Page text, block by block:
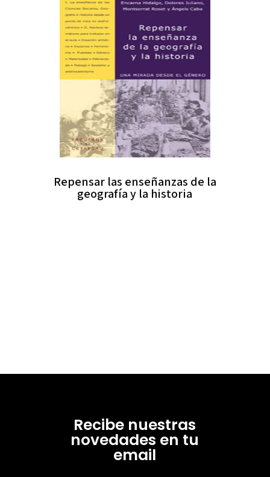
Repensar las enseñanzas de la
geografía y la historia
Recibe nuestras
novedades en tu
email